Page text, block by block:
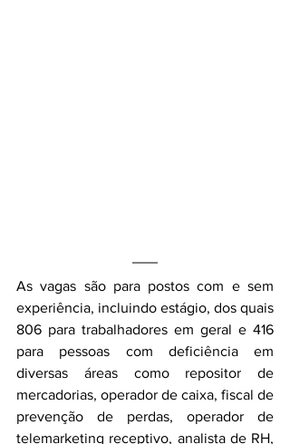
As vagas são para postos com e sem
experiência, incluindo estágio, dos quais
806 para trabalhadores em geral e 416
para pessoas com deficiência em
diversas áreas como repositor de
mercadorias, operador de caixa, fiscal de
prevenção de perdas, operador de
telemarketing receptivo, analista de RH,